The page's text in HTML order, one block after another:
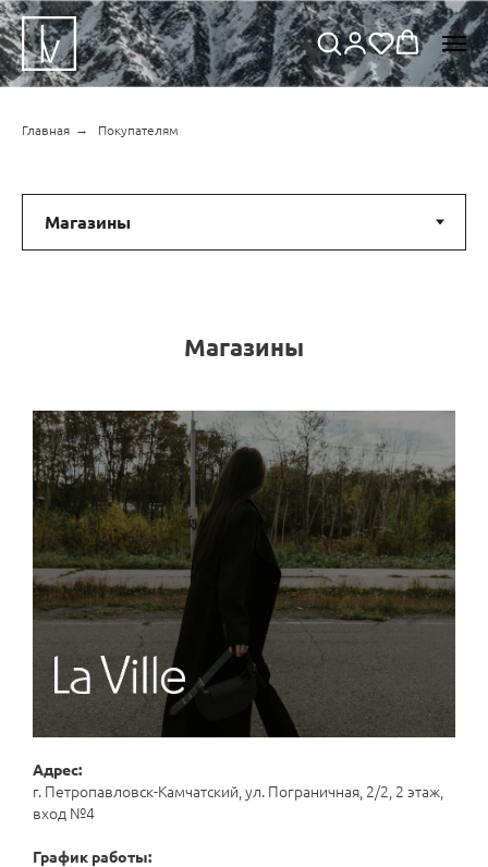
Главная → Покупателям
Магазины
Адрес:
г. Петропавловск-Камчатский, ул. Пограничная, 2/2, 2 этаж,
вход №4
График работы: